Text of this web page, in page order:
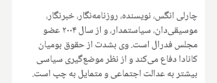
چارلی انگس، نویسنده، روزنامه‌نگار، خبرنگار،
موسیقی‌دان، سیاستمدار، و از سال ۲۰۰۴ عضو
مجلس فدرال است. وی بشدت از حقوق بومیان
کانادا دفاع می‌کند و از نظر موضع‌گیری سیاسی
بیشتر به عدالت اجتماعی و متمایل به چپ است.